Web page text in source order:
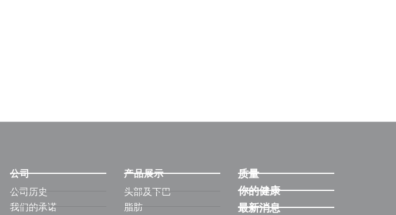
公司
公司历史
我们的承诺
产品展示
头部及下巴
脂肪
质量
你的健康
最新消息